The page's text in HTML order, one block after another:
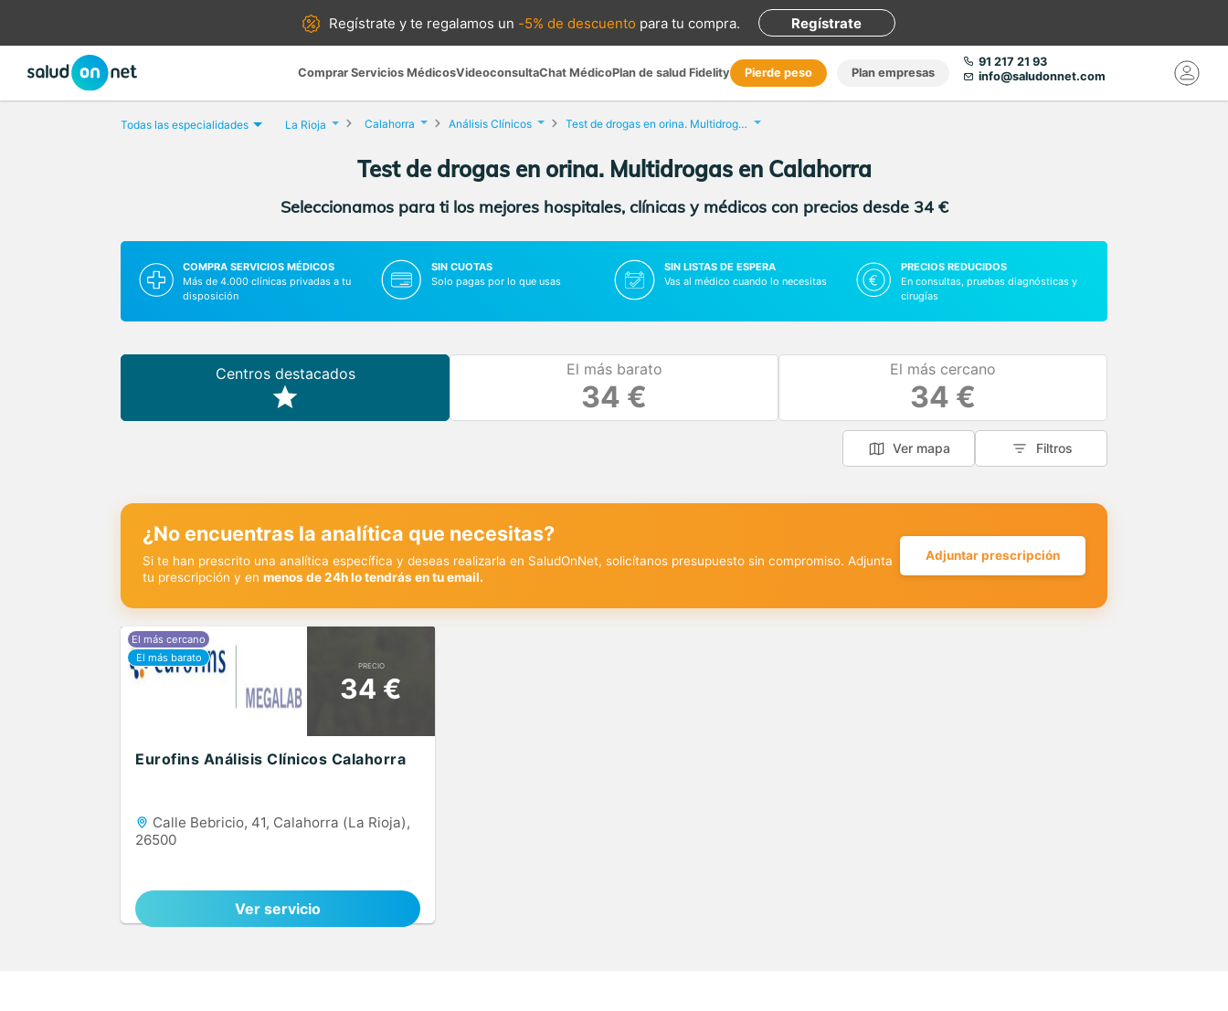
Regístrate yte regalamos un -5% de descuento para tu compra. Regístrate
Comprar Servicios MédicosVideoconsultaChat MédicoPlan de salud Fidelity Pierde peso Plan empresas
91 217 21 93
info@saludonnet.com
Todas las especialidades La Rioja Calahorra Análisis Clínicos Test de drogas en orina. Multidrogas
Test de drogas en orina. Multidrogas en Calahorra
Seleccionamos para ti los mejores hospitales, clínicas y médicos con precios desde 34 €
COMPRA SERVICIOS MÉDICOS
Más de 4.000 clínicas privadas a tu
disposición
SIN CUOTAS
Solo pagas por lo que usas
SIN LISTAS DE ESPERA
Vas al médico cuando lo necesitas
PRECIOS REDUCIDOS
En consultas, pruebas diagnósticas y
cirugías
Centros destacados El más barato
34 €
El más cercano
34 €
Ver mapa Filtros
¿No encuentras la analítica que necesitas?
Si te han prescrito una analítica específica y deseas realizarla en SaludOnNet, solicítanos presupuesto sin compromiso. Adjunta
tu prescripción y en menos de 24h lo tendrás en tu email.
Adjuntar prescripción
PRECIO
34 €
Eurofins Análisis Clínicos Calahorra
Calle Bebricio, 41, Calahorra (La Rioja),
26500
Ver servicio